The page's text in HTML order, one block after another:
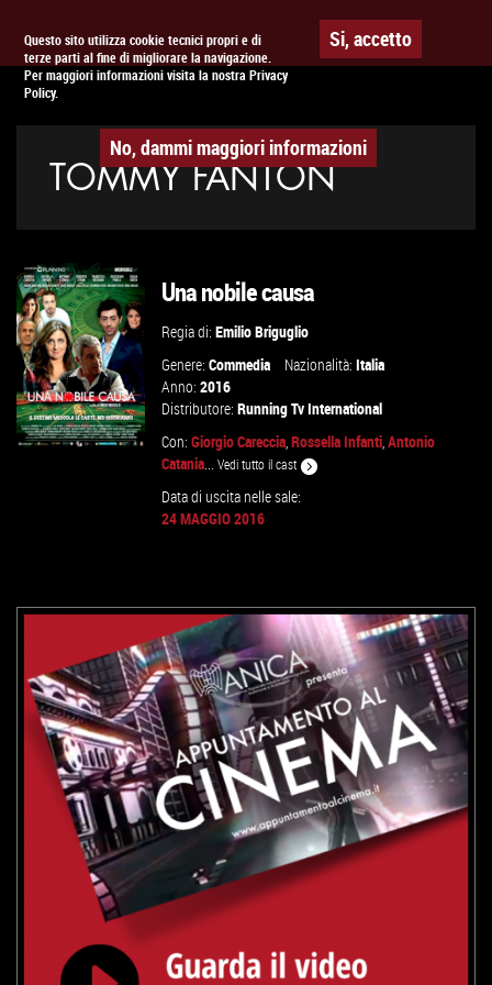
Questo sito utilizza cookie tecnici propri e di
terze parti al fine di migliorare la navigazione.
Per maggiori informazioni visita la nostra Privacy
Policy.
Si, accetto
No, dammi maggiori informazioni
APPUNTAMENTO AL CINEMA
TOMMY FANTON
Una nobile causa
Regia di:Emilio Briguglio
Genere:Commedia Nazionalità:Italia
Anno:2016
Distributore:Running Tv International
Con:Giorgio Careccia,Rossella Infanti,Antonio
Catania...Vedi tutto il cast
Data di uscita nelle sale:
24 MAGGIO 2016